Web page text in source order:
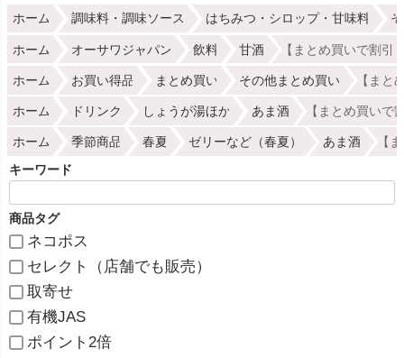
ホーム 調味料・調味ソース はちみつ・シロップ・甘味料
ホーム オーサワジャパン 飲料 甘酒 【まとめ買いで割
ホーム お買い得品 まとめ買い その他まとめ買い 【まと
ホーム ドリンク しょうが湯ほか あま酒 【まとめ買い
ホーム 季節商品 春夏 ゼリーなど（春夏） あま酒 【
キーワード
商品タグ
ネコポス
セレクト（店舗でも販売）
取寄せ
有機JAS
ポイント2倍